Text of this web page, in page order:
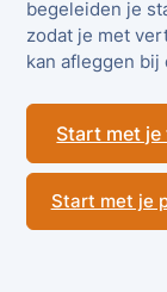
begeleiden je
zodat je met
kan afleggen bij
Start met
Start met je